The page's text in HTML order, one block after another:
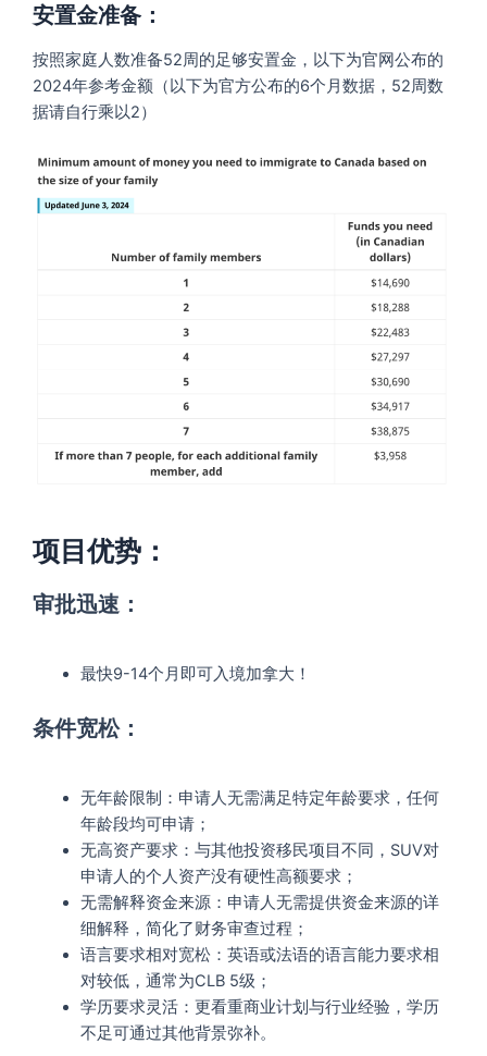
安置金准备：
按照家庭人数准备52周的足够安置金，以下为官网公布的
2024年参考金额（以下为官方公布的6个月数据，52周数
据请自行乘以2）
项目优势：
审批迅速：
最快9-14个月即可入境加拿大！
条件宽松：
无年龄限制：申请人无需满足特定年龄要求，任何
年龄段均可申请；
无高资产要求：与其他投资移民项目不同，SUV对
申请人的个人资产没有硬性高额要求；
无需解释资金来源：申请人无需提供资金来源的详
细解释，简化了财务审查过程；
语言要求相对宽松：英语或法语的语言能力要求相
对较低，通常为CLB 5级；
学历要求灵活：更看重商业计划与行业经验，学历
不足可通过其他背景弥补。